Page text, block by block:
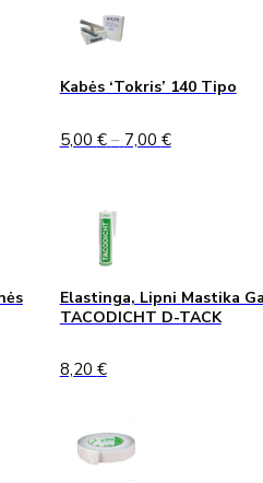
Kabės ‘Tokris’ 140 Tipo
5,00 € – 7,00 €Price
Elastinga, Lipni Mastika
TACODICHT D-TACK
8,20 €